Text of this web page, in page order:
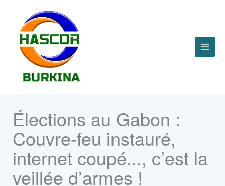
contenu
Élections au Gabon :
Couvre-feu instauré,
internet coupé..., c’est la
veillée d’armes !